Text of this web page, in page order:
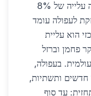
שוק הפלדה לבנייה ב2026 חווה עלייה של 8%
לעפולה עומד
הוא עליית
פחמן וברזל
מהפלדה העולמית. בעפולה,
חדשים ותשתיות,
תחזית: עד סוף